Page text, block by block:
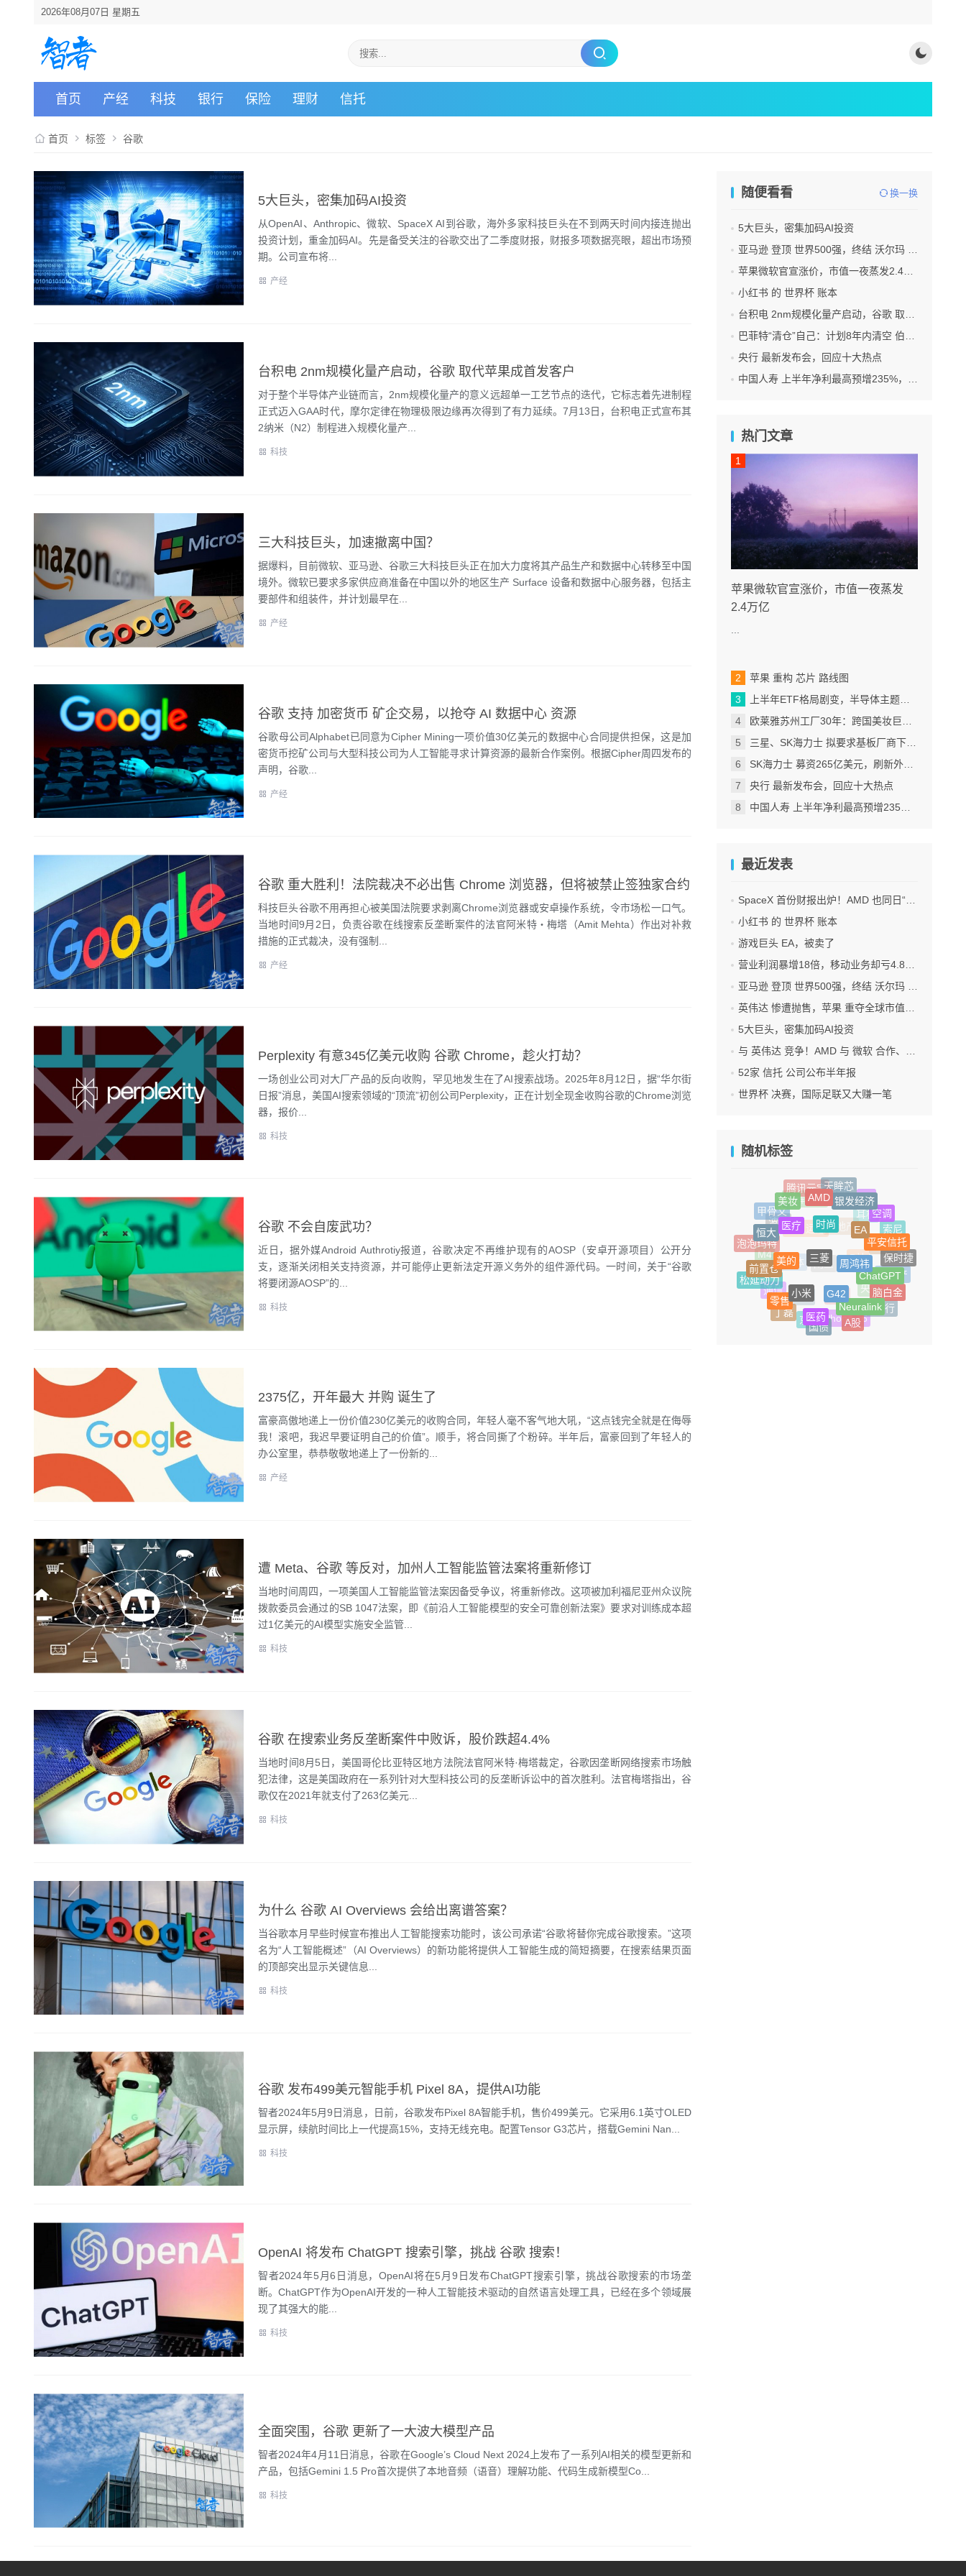
2026年08月07日 星期五
首页 产经 科技 银行 保险 理财 信托
首页 标签 谷歌
5大巨头，密集加码AI投资
从OpenAI、Anthropic、微软、SpaceX AI到谷歌，海外多家科技巨头在不到两天时间内接连抛出
投资计划，重金加码AI。先是备受关注的谷歌交出了二季度财报，财报多项数据亮眼，超出市场预
期。公司宣布将...
产经
台积电 2nm规模化量产启动，谷歌 取代苹果成首发客户
对于整个半导体产业链而言，2nm规模化量产的意义远超单一工艺节点的迭代，它标志着先进制程
正式迈入GAA时代，摩尔定律在物理极限边缘再次得到了有力延续。7月13日，台积电正式宣布其
2纳米（N2）制程进入规模化量产...
科技
三大科技巨头，加速撤离中国？
据爆料，目前微软、亚马逊、谷歌三大科技巨头正在加大力度将其产品生产和数据中心转移至中国
境外。微软已要求多家供应商准备在中国以外的地区生产 Surface 设备和数据中心服务器，包括主
要部件和组装件，并计划最早在...
产经
谷歌 支持 加密货币 矿企交易，以抢夺 AI 数据中心 资源
谷歌母公司Alphabet已同意为Cipher Mining一项价值30亿美元的数据中心合同提供担保，这是加
密货币挖矿公司与大型科技公司为人工智能寻求计算资源的最新合作案例。根据Cipher周四发布的
声明，谷歌...
产经
谷歌 重大胜利！法院裁决不必出售 Chrome 浏览器，但将被禁止签独家合约
科技巨头谷歌不用再担心被美国法院要求剥离Chrome浏览器或安卓操作系统，令市场松一口气。
当地时间9月2日，负责谷歌在线搜索反垄断案件的法官阿米特・梅塔（Amit Mehta）作出对补救
措施的正式裁决，没有强制...
产经
Perplexity 有意345亿美元收购 谷歌 Chrome，趁火打劫？
一场创业公司对大厂产品的反向收购，罕见地发生在了AI搜索战场。2025年8月12日，据“华尔街
日报”消息，美国AI搜索领域的“顶流”初创公司Perplexity，正在计划全现金收购谷歌的Chrome浏览
器，报价...
科技
谷歌 不会自废武功？
近日，据外媒Android Authrotiy报道，谷歌决定不再维护现有的AOSP（安卓开源项目）公开分
支，逐渐关闭相关支持资源，并可能停止更新法定开源义务外的组件源代码。一时间，关于“谷歌
将要闭源AOSP”的...
科技
2375亿，开年最大 并购 诞生了
富豪高傲地递上一份价值230亿美元的收购合同，年轻人毫不客气地大吼，“这点钱完全就是在侮辱
我！滚吧，我迟早要证明自己的价值”。顺手，将合同撕了个粉碎。半年后，富豪回到了年轻人的
办公室里，恭恭敬敬地递上了一份新的...
产经
遭 Meta、谷歌 等反对，加州人工智能监管法案将重新修订
当地时间周四，一项美国人工智能监管法案因备受争议，将重新修改。这项被加利福尼亚州众议院
拨款委员会通过的SB 1047法案，即《前沿人工智能模型的安全可靠创新法案》要求对训练成本超
过1亿美元的AI模型实施安全监管...
科技
谷歌 在搜索业务反垄断案件中败诉，股价跌超4.4%
当地时间8月5日，美国哥伦比亚特区地方法院法官阿米特·梅塔裁定，谷歌因垄断网络搜索市场触
犯法律，这是美国政府在一系列针对大型科技公司的反垄断诉讼中的首次胜利。法官梅塔指出，谷
歌仅在2021年就支付了263亿美元...
科技
为什么 谷歌 AI Overviews 会给出离谱答案？
当谷歌本月早些时候宣布推出人工智能搜索功能时，该公司承诺“谷歌将替你完成谷歌搜索。”这项
名为“人工智能概述”（AI Overviews）的新功能将提供人工智能生成的简短摘要，在搜索结果页面
的顶部突出显示关键信息...
科技
谷歌 发布499美元智能手机 Pixel 8A，提供AI功能
智者2024年5月9日消息，日前，谷歌发布Pixel 8A智能手机，售价499美元。它采用6.1英寸OLED
显示屏，续航时间比上一代提高15%，支持无线充电。配置Tensor G3芯片，搭载Gemini Nan...
科技
OpenAI 将发布 ChatGPT 搜索引擎，挑战 谷歌 搜索！
智者2024年5月6日消息，OpenAI将在5月9日发布ChatGPT搜索引擎，挑战谷歌搜索的市场垄
断。ChatGPT作为OpenAI开发的一种人工智能技术驱动的自然语言处理工具，已经在多个领域展
现了其强大的能...
科技
全面突围，谷歌 更新了一大波大模型产品
智者2024年4月11日消息，谷歌在Google’s Cloud Next 2024上发布了一系列AI相关的模型更新和
产品，包括Gemini 1.5 Pro首次提供了本地音频（语音）理解功能、代码生成新模型Co...
科技
随便看看 换一换
5大巨头，密集加码AI投资
亚马逊 登顶 世界500强，终结 沃尔玛 连续12年领跑纪录
苹果微软官宣涨价，市值一夜蒸发2.4万亿
小红书 的 世界杯 账本
台积电 2nm规模化量产启动，谷歌 取代苹果成首发客户
巴菲特“清仓”自己：计划8年内清空 伯克希尔 全部持股
央行 最新发布会，回应十大热点
中国人寿 上半年净利最高预增235%，刷新纪录
热门文章
苹果微软官宣涨价，市值一夜蒸发
2.4万亿
苹果 重构 芯片 路线图
上半年ETF格局剧变，半导体主题包揽“翻倍基”
欧莱雅苏州工厂30年：跨国美妆巨头的中国制造样本
三星、SK海力士 拟要求基板厂商下半年降价
SK海力士 募资265亿美元，刷新外国企业赴美IPO纪录
央行 最新发布会，回应十大热点
中国人寿 上半年净利最高预增235%，刷新纪录
最近发表
SpaceX 首份财报出炉！AMD 也同日“交卷”！
小红书 的 世界杯 账本
游戏巨头 EA，被卖了
营业利润暴增18倍，移动业务却亏4.85亿美元：三星 AI红利的另一面
亚马逊 登顶 世界500强，终结 沃尔玛 连续12年领跑纪录
英伟达 惨遭抛售，苹果 重夺全球市值第一，释放什么信号？
5大巨头，密集加码AI投资
与 英伟达 竞争！AMD 与 微软 合作、将交付机架级系统Helios
52家 信托 公司公布半年报
世界杯 决赛，国际足联又大赚一笔
随机标签
万科
与辉同行
腾讯元宝
天眸芯
6G
耳机
房地产
华人运通
波音
甲骨文
美妆
AMD 银发经济
空调
索尼
Meta
B站
闲鱼
智能体
M4
泡泡玛特
恒大
医疗 时尚
EA
平安信托
保时捷
不动产
央行
房贷
惠普
通信
松延动力
前置仓
美的
三菱
周鸿祎
ChatGPT
脑白金
中国银行
iPhone 16
京东
丁磊
零售
小米
G42
Neuralink
A股
国债
医药